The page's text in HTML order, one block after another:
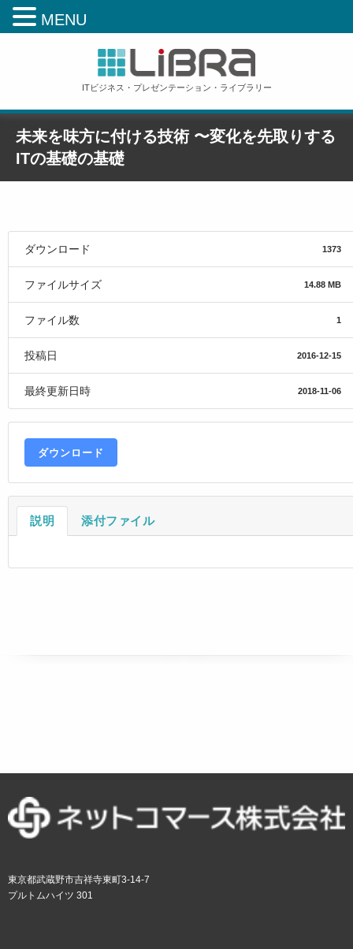
ITビジネス・プレゼンテーション・ライブラリー
未来を味方に付ける技術 〜変化を先取りする
ITの基礎の基礎
» 未来を味方に付ける技術 〜変化を先取りするITの基礎の基礎
ダウンロード 1373
ファイルサイズ 14.88 MB
ファイル数 1
投稿日 2016-12-15
最終更新日時 2018-11-06
ダウンロード
説明 添付ファイル
東京都武蔵野市吉祥寺東町3-14-7
プルトムハイツ 301
MENU